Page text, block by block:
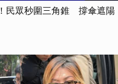
民眾秒圍三角錐 撐傘遮陽